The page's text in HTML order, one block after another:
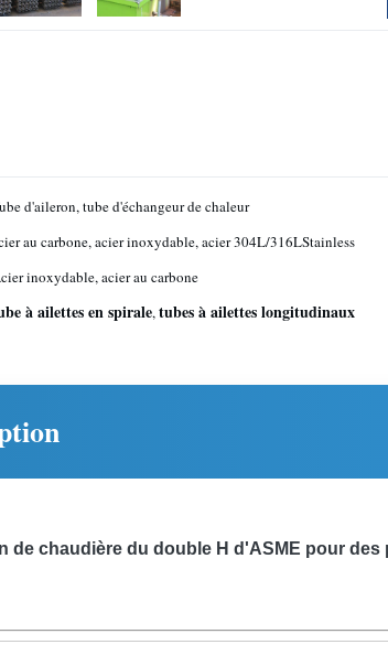
d'aileron, tube d'échangeur de chaleur
au carbone, acier inoxydable, acier 304L/316LStainless
inoxydable, acier au carbone
à ailettes en spirale,tubes à ailettes longitudinaux
de chaudière du double H d'ASME pour